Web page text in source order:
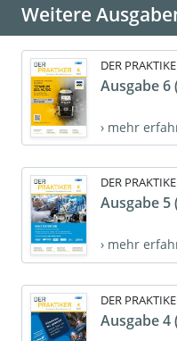
Weitere
DER
Ausgabe 6
› mehr
DER
Ausgabe 5
› mehr
DER
Ausgabe 4